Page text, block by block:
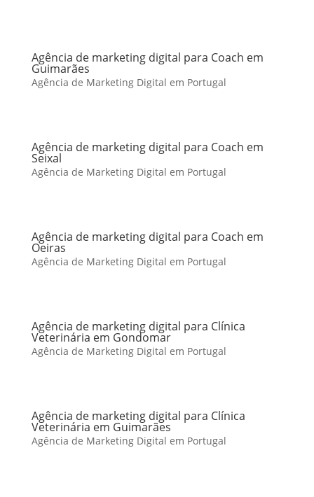
Agência de marketing digital para Coach em
Guimarães
Agência de Marketing Digital em Portugal
Agência de marketing digital para Coach em
Seixal
Agência de Marketing Digital em Portugal
Agência de marketing digital para Coach em
Oeiras
Agência de Marketing Digital em Portugal
Agência de marketing digital para Clínica
Veterinária em Gondomar
Agência de Marketing Digital em Portugal
Agência de marketing digital para Clínica
Veterinária em Guimarães
Agência de Marketing Digital em Portugal